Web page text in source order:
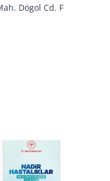
Dögol Cd. F